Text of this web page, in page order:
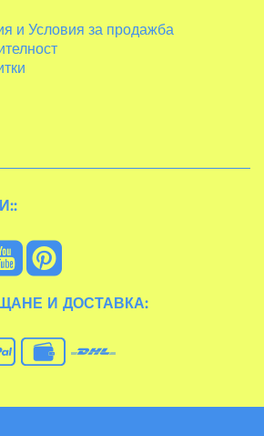
и Условия за продажба
И ДОСТАВКА: